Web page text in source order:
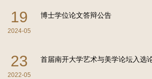
19
2024-05
博士学位论文答辩公告
23
2022-05
首届南开大学艺术与美学论坛入选